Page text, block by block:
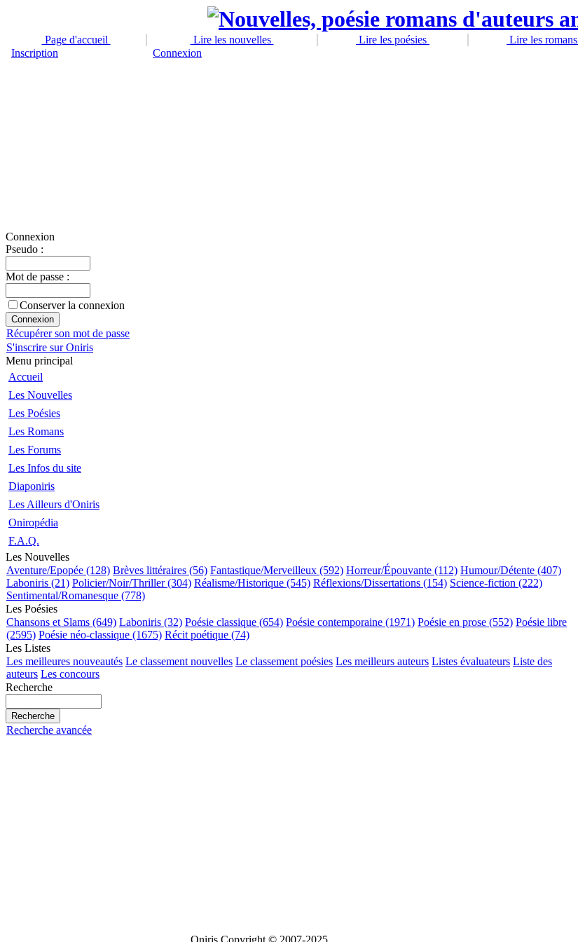
Page d'accueil Lire les nouvelles Lire les poésies Lire les romans
Inscription
Connexion
Connexion
Pseudo :
Mot de passe :
Conserver la connexion
Récupérer son mot de passe
S'inscrire sur Oniris
Menu principal
Accueil
Les Nouvelles
Les Poésies
Les Romans
Les Forums
Les Infos du site
Diaponiris
Les Ailleurs d'Oniris
Oniropédia
F.A.Q.
Les Nouvelles
Aventure/Epopée (128) Brèves littéraires (56) Fantastique/Merveilleux (592) Horreur/Épouvante (112) Humour/Détente (407)
Laboniris (21) Policier/Noir/Thriller (304) Réalisme/Historique (545) Réflexions/Dissertations (154) Science-fiction (222)
Sentimental/Romanesque (778)
Les Poésies
Chansons et Slams (649) Laboniris (32) Poésie classique (654) Poésie contemporaine (1971) Poésie en prose (552) Poésie libre
(2595) Poésie néo-classique (1675) Récit poétique (74)
Les Listes
Les meilleures nouveautés Le classement nouvelles Le classement poésies Les meilleurs auteurs Listes évaluateurs Liste des
auteurs Les concours
Recherche
Recherche avancée
Oniris Copyright © 2007-2025